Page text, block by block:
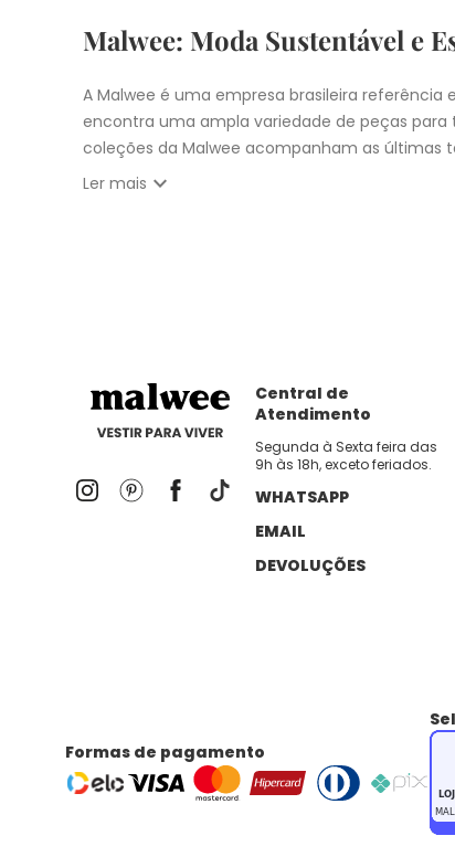
Malwee: Moda Sustentável e
A Malwee é uma empresa brasileira
encontra uma ampla variedade de peças para
coleções da Malwee acompanham as últimas
dia util!
Dos looks de trabalho ao momento de
lançamentos e novidades com preços
Ler mais expand_more
Central de
Atendimento
Segunda à Sexta feira das
9h às 18h, exceto feriados.
WHATSAPP
EMAIL
DEVOLUÇÕES
Formas de pagamento